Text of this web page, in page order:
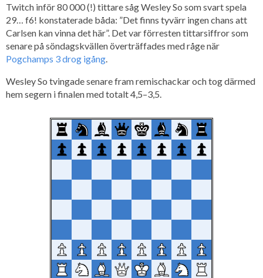
Twitch inför 80 000 (!) tittare såg Wesley So som svart spela
29… f6! konstaterade båda: ”Det finns tyvärr ingen chans att
Carlsen kan vinna det här”. Det var förresten tittarsiffror som
senare på söndagskvällen överträffades med råge när
Pogchamps 3 drog igång.
Wesley So tvingade senare fram remischackar och tog därmed
hem segern i finalen med totalt 4,5–3,5.